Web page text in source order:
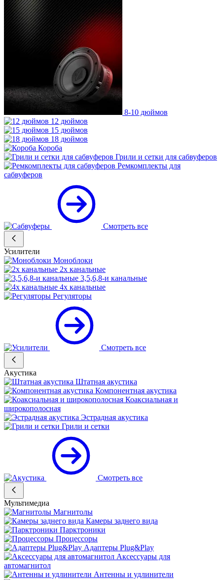
8-10 дюймов
12 дюймов
15 дюймов
18 дюймов
Короба
Грили и сетки для сабвуферов
Ремкомплекты для
сабвуферов
Смотреть все
Усилители
Моноблоки
2х канальные
3,5,6,8-и канальные
4х канальные
Регуляторы
Смотреть все
Акустика
Штатная акустика
Компонентная акустика
Коаксиальная и
широкополосная
Эстрадная акустика
Грили и сетки
Смотреть все
Мультимедиа
Магнитолы
Камеры заднего вида
Парктроники
Процессоры
Адаптеры Plug&Play
Аксессуары для
автомагнитол
Антенны и удлинители